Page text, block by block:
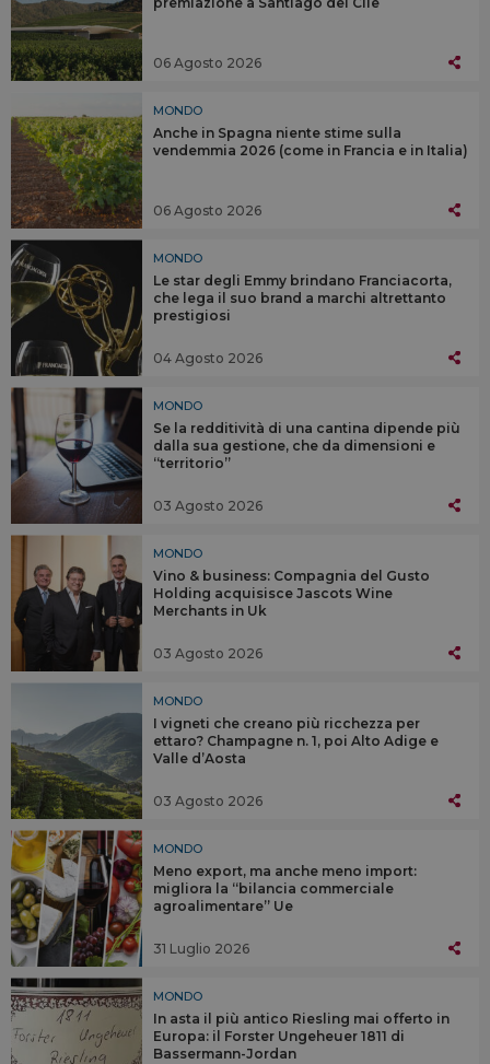
06 Agosto 2026
MONDO
Anche in Spagna niente stime sulla
vendemmia 2026 (come in Francia e in Italia)
06 Agosto 2026
MONDO
Le star degli Emmy brindano Franciacorta,
che lega il suo brand a marchi altrettanto
prestigiosi
04 Agosto 2026
MONDO
Se la redditività di una cantina dipende più
dalla sua gestione, che da dimensioni e
“territorio”
03 Agosto 2026
MONDO
Vino & business: Compagnia del Gusto
Holding acquisisce Jascots Wine
Merchants in Uk
03 Agosto 2026
MONDO
I vigneti che creano più ricchezza per
ettaro? Champagne n. 1, poi Alto Adige e
Valle d’Aosta
03 Agosto 2026
MONDO
Meno export, ma anche meno import:
migliora la “bilancia commerciale
agroalimentare” Ue
31 Luglio 2026
MONDO
In asta il più antico Riesling mai offerto in
Europa: il Forster Ungeheuer 1811 di
Bassermann-Jordan